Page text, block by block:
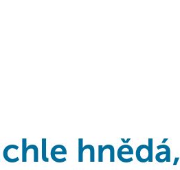
hnědá,